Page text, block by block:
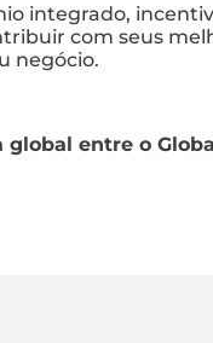
integrado,
com seus
negócio.
entre o